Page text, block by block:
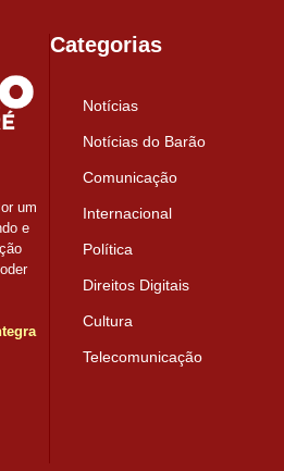
um
e
Categorias
Notícias
Notícias do Barão
Comunicação
Internacional
Política
Direitos Digitais
Cultura
Telecomunicação